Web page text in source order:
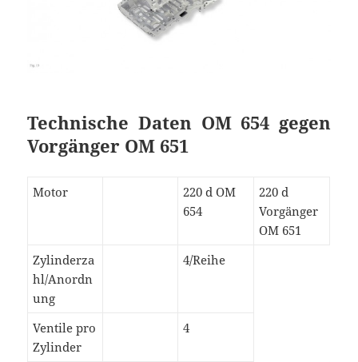
Technische Daten OM 654 gegen
Vorgänger OM 651
Motor
220 d OM
654
220 d
Vorgänger
OM 651
Zylinderza
hl/Anordn
ung
4/Reihe
Ventile pro
Zylinder
4